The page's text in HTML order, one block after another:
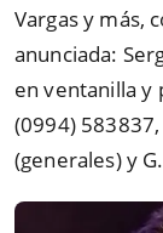
Vargas y más,
anunciada:
en ventanilla y
(0994)
(generales) y